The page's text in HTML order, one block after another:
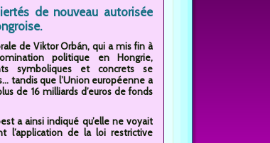
de nouveau autorisée
de Viktor Orbán, qui a mis fin à
politique en Hongrie,
symboliques et concrets se
tandis que l’Union européenne a
de 16 milliards d’euros de fonds
a ainsi indiqué qu’elle ne voyait
l’application de la loi restrictive